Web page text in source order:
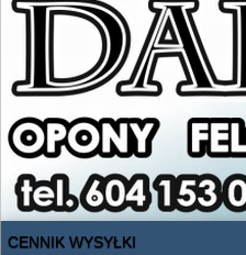
CENNIK WYSYŁKI